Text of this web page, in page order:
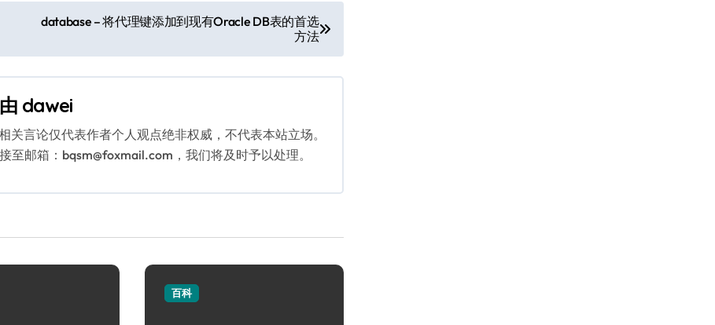
database – 将代理键添加到现有Oracle DB表的首选
方法
由 dawei
关言论仅代表作者个人观点绝非权威，不代表本站立场。
邮箱：bqsm@foxmail.com，我们将及时予以处理。
百科